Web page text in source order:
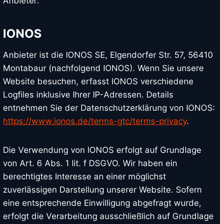
IONOS
Anbieter ist die IONOS SE, Elgendorfer Str. 57, 56410
Montabaur (nachfolgend IONOS). Wenn Sie unsere
Website besuchen, erfasst IONOS verschiedene
Logfiles inklusive Ihrer IP-Adressen. Details
entnehmen Sie der Datenschutzerklärung von IONOS:
https://www.ionos.de/terms-gtc/terms-privacy.
Die Verwendung von IONOS erfolgt auf Grundlage
von Art. 6 Abs. 1 lit. f DSGVO. Wir haben ein
berechtigtes Interesse an einer möglichst
zuverlässigen Darstellung unserer Website. Sofern
eine entsprechende Einwilligung abgefragt wurde,
erfolgt die Verarbeitung ausschließlich auf Grundlage